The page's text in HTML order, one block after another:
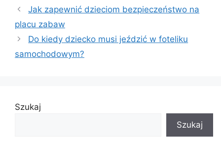
Jak zapewnić dzieciom bezpieczeństwo na
placu zabaw
Do kiedy dziecko musi jeździć w foteliku
samochodowym?
Szukaj
Szukaj